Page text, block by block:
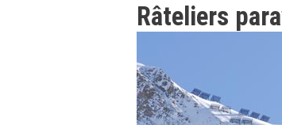
Râteliers